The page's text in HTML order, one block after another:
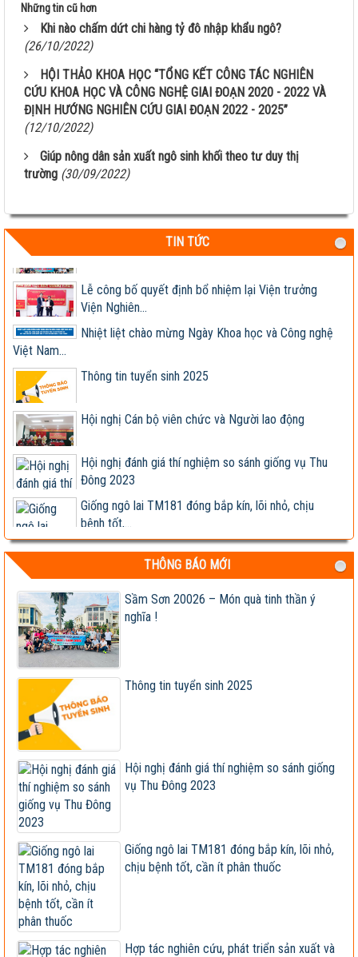
Những tin cũ hơn
Khi nào chấm dứt chi hàng tỷ đô nhập khẩu ngô?
(26/10/2022)
HỘI THẢO KHOA HỌC “TỔNG KẾT CÔNG TÁC NGHIÊN
CỨU KHOA HỌC VÀ CÔNG NGHỆ GIAI ĐOẠN 2020 - 2022 VÀ
ĐỊNH HƯỚNG NGHIÊN CỨU GIAI ĐOẠN 2022 - 2025”
(12/10/2022)
Giúp nông dân sản xuất ngô sinh khối theo tư duy thị
trường (30/09/2022)
TIN TỨC
cũng hay!
HỘI THẢO KHOA HỌC “TỔNG KẾT CÔNG TÁC
NGHIÊN CỨU KHOA HỌC VÀ...
Giúp nông dân sản xuất ngô sinh khối theo tư duy
thị trường
Sầm Sơn 20026 – Món quà tinh thần ý nghĩa !
Viện Nghiên...
Việt Nam...
Đông 2023
bệnh tốt,...
Hợp tác nghiên cứu, phát triển sản xuất và kinh
doanh các...
Lễ ký kết Biên bản ghi nhớ hợp tác nghiên cứu, phát
triển...
Viện khoa học trụ vững trong cơ chế thị trường -
Viện trưởng...
Tập đoàn Lộc Trời nhận chuyển giao, cung cấp
giống ngô lai...
Giống đã được công nhận lưu hành bị sản xuất, kinh
Xây dựng và hoàn thiện quy trình canh tác ngô sinh
khối tuần...
Hội nghị cán bộ, viên chức và người lao động 2023
Vietseed độc quyền hợp tác phát triển giống ngô lai
VS201
Giống ngô TM181: Lấy hạt rất tốt, lấy sinh khối
cũng hay!
THÔNG BÁO MỚI
Sầm Sơn 20026 – Món quà tinh thần ý
nghĩa !
Thông tin tuyển sinh 2025
Hội nghị đánh giá thí nghiệm so sánh giống
vụ Thu Đông 2023
Giống ngô lai TM181 đóng bắp kín, lõi nhỏ,
chịu bệnh tốt, cần ít phân thuốc
Hợp tác nghiên cứu, phát triển sản xuất và